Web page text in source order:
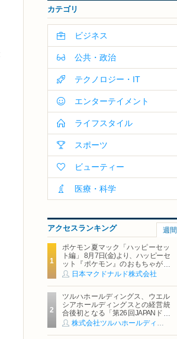
カテゴリ
ビジネス
公共・政治
テクノロジー・IT
エンターテイメント
ライフスタイル
スポーツ
ビューティー
医療・科学
アクセスランキング 週間
ポケモン夏マック「ハッピーセッ
ト編」 8月7日(金)より、ハッピーセ
ット『ポケモン』のおもちゃが期
間限定登場
日本マクドナルド株式会社
ツルハホールディングス、ウエル
シアホールディングスとの経営統
合後初となる「第26回JAPANドラ
ッグストアショー」に出展
株式会社ツルハホールディングス